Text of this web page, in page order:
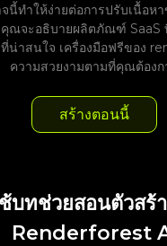
จนี้ทำให้ง่ายต่อการปรับเนื้อ
คุณจะอธิบายผลิตภัณฑ์ SaaS
น่าสนใจ เครื่องมือฟรีของ
ความสวยงามตามที่คุณต้องก
สร้างตอนนี้
บทช่วยสอนตัวสร้
Renderforest